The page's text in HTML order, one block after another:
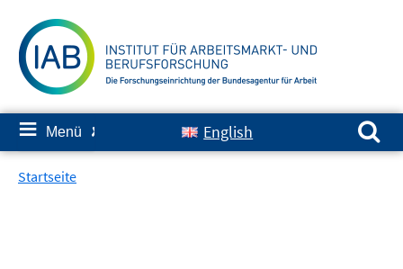
zum
Inhalt
≡ Menü ✘ English
Suchen nach:
Startseite